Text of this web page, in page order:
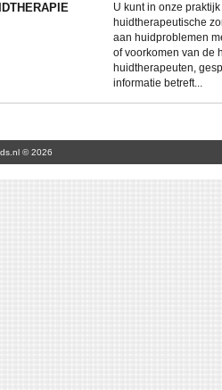
U kunt in onze
huidtherapeutische
aan huidproblemen
of voorkomen van de
huidtherapeuten,
informatie betreft...
© 2026